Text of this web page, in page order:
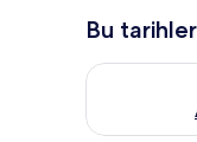
Bu
Bu gece için